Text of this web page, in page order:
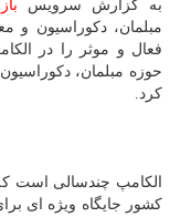
به گزارش سرویس
مبلمان، دكوراسیون و
فعال و موثر را در
حوزه مبلمان،
كرد.
الكامپ چندسالی است كه
كشور جایگاه ویژه ای